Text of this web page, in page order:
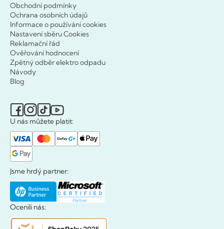
Obchodní podmínky
Ochrana osobních údajů
Informace o používání cookies
Nastavení sběru Cookies
Reklamační řád
Ověřování hodnocení
Zpětný odběr elektro odpadu
Návody
Blog
U nás můžete platit:
Jsme hrdý partner:
Ocenili nás: